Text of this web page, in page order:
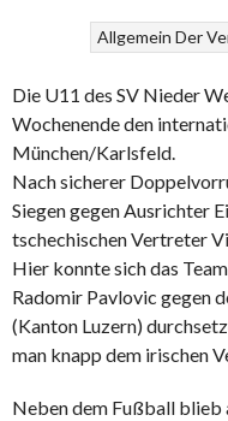
Allgemein Der
Die U11 des SV Nieder
Wochenende den
München/Karlsfeld.
Nach sicherer
Siegen gegen Ausrichter
tschechischen Vertreter
Hier konnte sich das
Radomir Pavlovic gegen
(Kanton Luzern)
man knapp dem irischen
Neben dem Fußball blieb